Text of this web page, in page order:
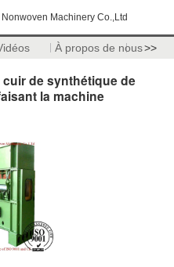
Machinery Co.,Ltd
À propos de nous>>
de synthétique de
la machine